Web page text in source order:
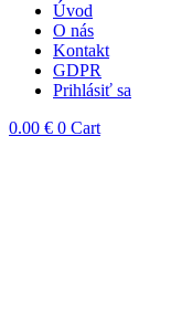
Úvod
O nás
Kontakt
GDPR
Prihlásiť sa
0.00 € 0 Cart